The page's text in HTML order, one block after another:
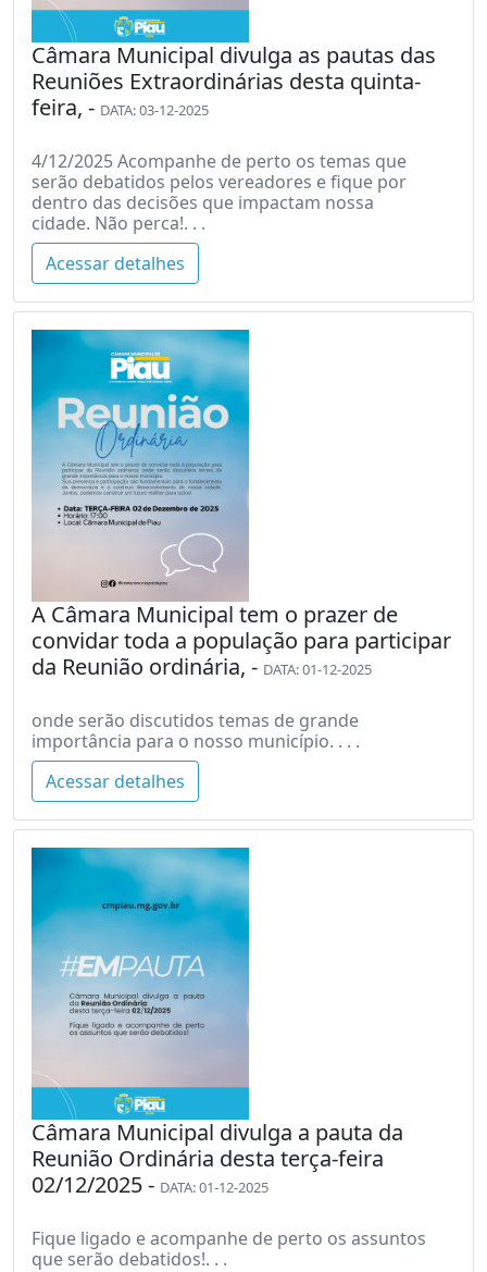
Câmara Municipal divulga as pautas das
Reuniões Extraordinárias desta quinta-
feira, - DATA: 03-12-2025
4/12/2025 Acompanhe de perto os temas que
serão debatidos pelos vereadores e fique por
dentro das decisões que impactam nossa
cidade. Não perca!. . .
Acessar detalhes
A Câmara Municipal tem o prazer de
convidar toda a população para participar
da Reunião ordinária, - DATA: 01-12-2025
onde serão discutidos temas de grande
importância para o nosso município. . . .
Acessar detalhes
Câmara Municipal divulga a pauta da
Reunião Ordinária desta terça-feira
02/12/2025 - DATA: 01-12-2025
Fique ligado e acompanhe de perto os assuntos
que serão debatidos!. . .